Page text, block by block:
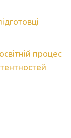
процес